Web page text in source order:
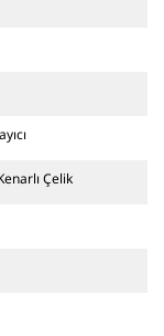
Çelik